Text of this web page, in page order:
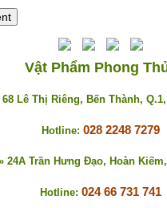
Vật Phẩm Phong
68 Lê Thị Riêng, Bến Thành, Q.1,
Hotline: 028 2248 7279
24A Trần Hưng Đạo, Hoàn
Hotline: 024 66 731 741